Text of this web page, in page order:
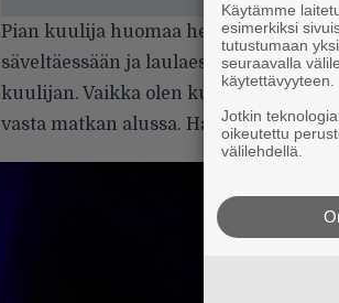
Pian kuulija huomaa
säveltäessään ja laulaessaan. Kyse
kuulijan. Vaikka olen kuunnellutIris
vasta matkan alussa. Haluan ottaa
Käytämme
esimerkiksi
tutustumaan
seuraavalla
käytettävyyteen.
Jotkin
oikeutettu
välilehdellä.